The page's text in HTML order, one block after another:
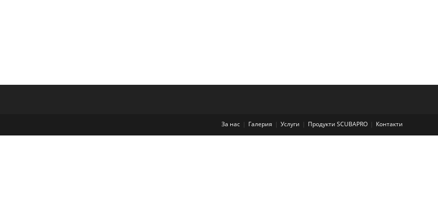
За нас Галерия Услуги Продукти SCUBAPRO Контакти